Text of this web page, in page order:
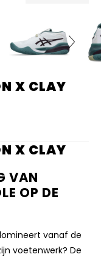
Next
X CLAY
X CLAY
VAN
OP DE
vanaf de
voetenwerk? De